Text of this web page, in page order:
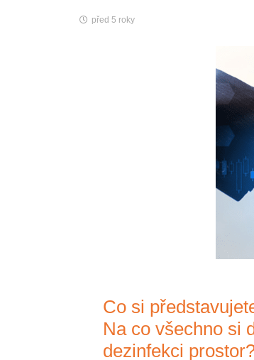
před 5 roky
Co si
Na co všechno si
dezinfekci